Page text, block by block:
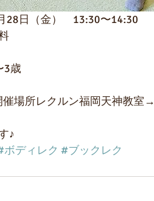
28日（金）　13:30〜14:30
3歳
催場所レクルン福岡天神教室→
♪
ボディレク #ブックレク